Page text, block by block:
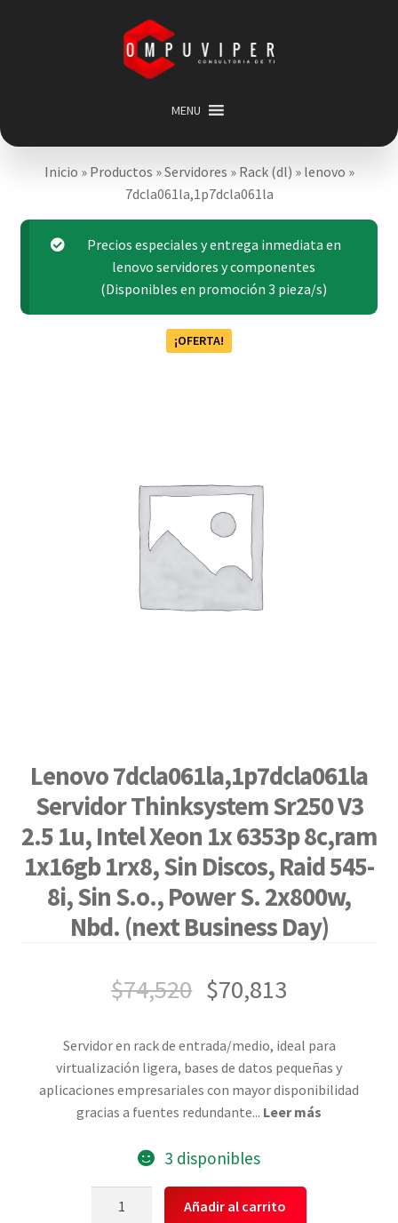
Saltar
navegación
contenido
MENU
Inicio
Categorias
Expandir
hijo
Carrito
Mi cuenta
Acerca de
Inicio » Productos »Servidores » Rack (dl) » lenovo »
7dcla061la,1p7dcla061la
Precios especiales y entrega inmediata en
lenovo servidores y componentes
(Disponibles en promoción 3 pieza/s)
¡OFERTA!
Lenovo 7dcla061la,1p7dcla061la
Servidor Thinksystem Sr250 V3
2.5 1u, Intel Xeon 1x 6353p 8c,ram
1x16gb 1rx8, Sin Discos, Raid 545-
8i, Sin S.o., Power S. 2x800w,
Nbd. (next Business Day)
$74,520 $70,813
Servidor en rack de entrada/medio, ideal para
virtualización ligera, bases de datos pequeñas y
aplicaciones empresariales con mayor disponibilidad
gracias a fuentes redundante... Leer más
3 disponibles
Añadir al carrito